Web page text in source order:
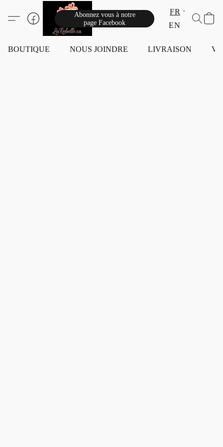
Abonnez vous à notre
page Facebook
FR
EN
BOUTIQUE NOUS JOINDRE LIVRAISON